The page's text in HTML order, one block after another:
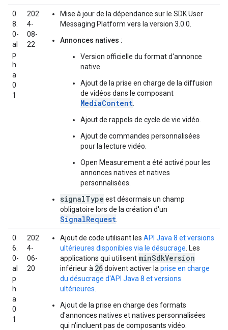
0.
8.
0-
al
p
h
a
0
1
202
4-
08-
22
Mise à jour de la dépendance sur le SDK User
Messaging Platform vers la version 3.0.0.
Annonces natives :
Version officielle du format d'annonce
native.
Ajout de la prise en charge de la diffusion
de vidéos dans le composant
MediaContent
Ajout de rappels de cycle de vie vidéo.
Ajout de commandes personnalisées
pour la lecture vidéo.
Open Measurement a été activé pour les
annonces natives et natives
personnalisées.
signalType est désormais un champ
obligatoire lors de la création d'un
SignalRequest
0.
6.
0-
al
p
h
a
0
1
202
4-
06-
20
Ajout de code utilisant les API Java 8 et versions
ultérieures disponibles via le désucrage . Les
applications qui utilisent minSdkVersion
inférieur à 26doivent activer la prise en charge
du désucrage d'API Java 8 et versions
ultérieures
Ajout de la prise en charge des formats
d'annonces natives et natives personnalisées
qui n'incluent pas de composants vidéo.